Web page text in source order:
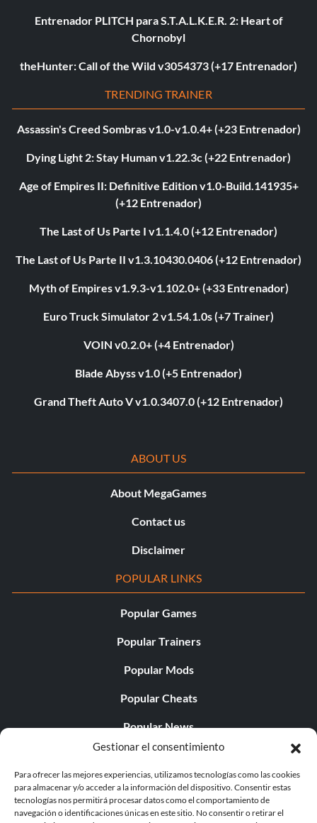
Gestionar el consentimiento
Para ofrecer las mejores experiencias, utilizamos tecnologías como las cookies
para almacenar y/o acceder a la información del dispositivo. Consentir estas
tecnologías nos permitirá procesar datos como el comportamiento de
navegación o identificaciones únicas en este sitio. No consentir o retirar el
Entrenador PLITCH para S.T.A.L.K.E.R. 2: Heart of
Chornobyl
theHunter: Call of the Wild v3054373 (+17 Entrenador)
TRENDING TRAINER
Assassin's Creed Sombras v1.0-v1.0.4+ (+23 Entrenador)
Dying Light 2: Stay Human v1.22.3c (+22 Entrenador)
Age of Empires II: Definitive Edition v1.0-Build.141935+
(+12 Entrenador)
The Last of Us Parte I v1.1.4.0 (+12 Entrenador)
The Last of Us Parte II v1.3.10430.0406 (+12 Entrenador)
Myth of Empires v1.9.3-v1.102.0+ (+33 Entrenador)
Euro Truck Simulator 2 v1.54.1.0s (+7 Trainer)
VOIN v0.2.0+ (+4 Entrenador)
Blade Abyss v1.0 (+5 Entrenador)
Grand Theft Auto V v1.0.3407.0 (+12 Entrenador)
ABOUT US
About MegaGames
Contact us
Disclaimer
POPULAR LINKS
Popular Games
Popular Trainers
Popular Mods
Popular Cheats
Popular News
Popular Editorials
Popular Free Games
LATEST UPDATES